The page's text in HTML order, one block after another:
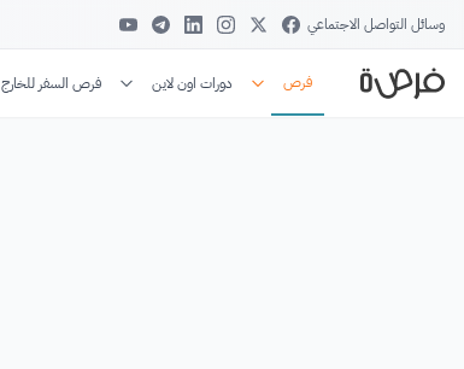
وسائل التواصل الاجتماعي
فرص دورات اون لاين فرص السفر للخارج